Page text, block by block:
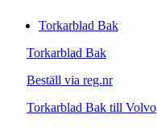
Torkarblad Bak
Torkarblad Bak
Beställ via reg.nr
Torkarblad Bak till Volvo